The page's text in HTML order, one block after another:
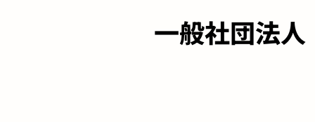
一般社団法